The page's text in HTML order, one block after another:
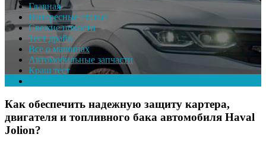
Главная
Интересные статьи
Свежие новости
Тест драйв
Все о машинах
Автомобильные запчасти
Краш тест
Как обеспечить надежную защиту картера,
двигателя и топливного бака автомобиля Haval
Jolion?